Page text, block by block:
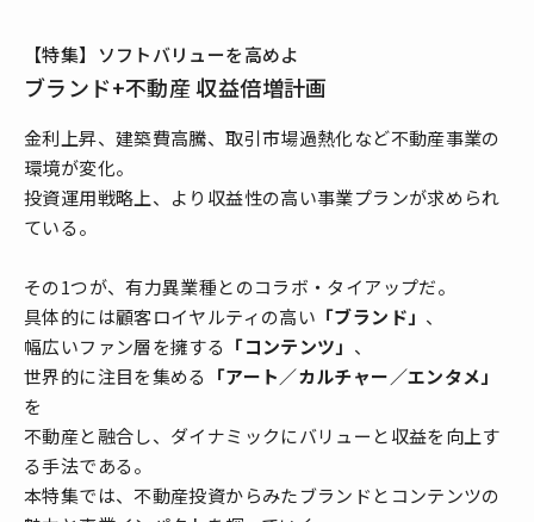
【特集】ソフトバリューを高めよ
ブランド+不動産 収益倍増計画
金利上昇、建築費高騰、取引市場過熱化など不動産事業の
環境が変化。
投資運用戦略上、より収益性の高い事業プランが求められ
ている。
その1つが、有力異業種とのコラボ・タイアップだ。
具体的には顧客ロイヤルティの高い 「ブランド」 、
幅広いファン層を擁する 「コンテンツ」 、
世界的に注目を集める 「アート／カルチャー／エンタメ」
を
不動産と融合し、ダイナミックにバリューと収益を向上す
る手法である。
本特集では、不動産投資からみたブランドとコンテンツの